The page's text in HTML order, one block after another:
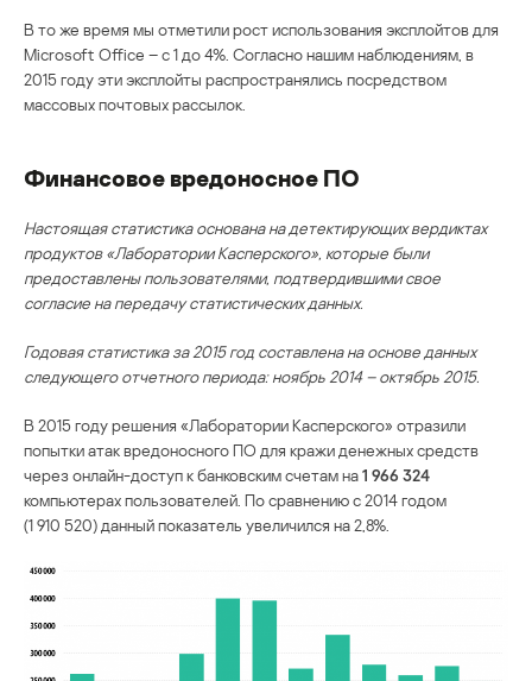
В то же время мы отметили рост использования эксплойтов для
Microsoft Office – c 1 до 4%. Согласно нашим наблюдениям, в
2015 году эти эксплойты распространялись посредством
массовых почтовых рассылок.
Финансовое вредоносное ПО
Настоящая статистика основана на детектирующих вердиктах
продуктов «Лаборатории Касперского», которые были
предоставлены пользователями, подтвердившими свое
согласие на передачу статистических данных.
Годовая статистика за 2015 год составлена на основе данных
следующего отчетного периода: ноябрь 2014 – октябрь 2015.
В 2015 году решения «Лаборатории Касперского» отразили
попытки атак вредоносного ПО для кражи денежных средств
через онлайн-доступ к банковским счетам на1 966 324
компьютерах пользователей. По сравнению с 2014 годом
(1 910 520) данный показатель увеличился на 2,8%.